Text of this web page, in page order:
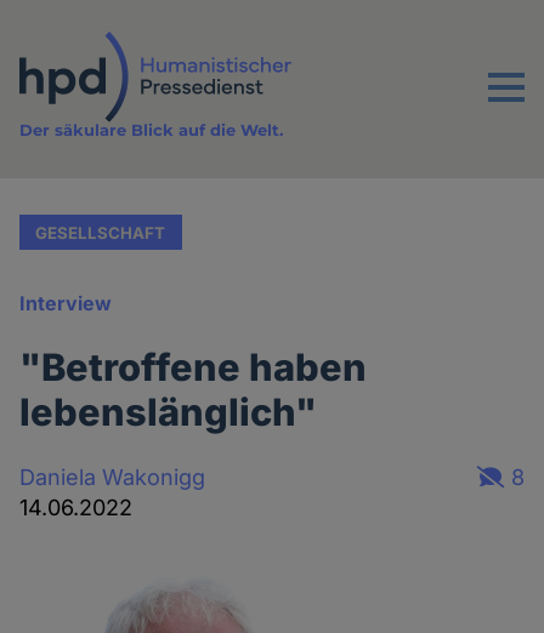
Inhalt
Menu
Der säkulare Blick auf die Welt.
GESELLSCHAFT
Interview
"Betroffene haben
lebenslänglich"
Daniela Wakonigg
14.06.2022
8